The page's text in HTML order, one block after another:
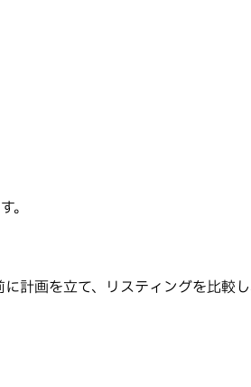
。
計画を立て、リスティングを比較